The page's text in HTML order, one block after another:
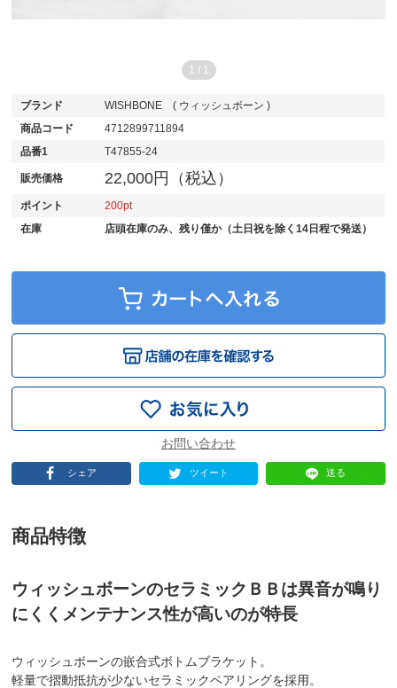
1 / 1
ブランド
WISHBONE ( ウィッシュボーン )
商品コード
4712899711894
品番1
T47855-24
販売価格 22,000円（税込）
ポイント
200
在庫
店頭在庫のみ、残り僅か（土日祝を除く14日程で発送）
シェア ツイート 送る
商品特徴
ウィッシュボーンのセラミックＢＢは異音が鳴り
にくくメンテナンス性が高いのが特長
ウィッシュボーンの嵌合式ボトムブラケット。
軽量で摺動抵抗が少ないセラミックペアリングを採用。